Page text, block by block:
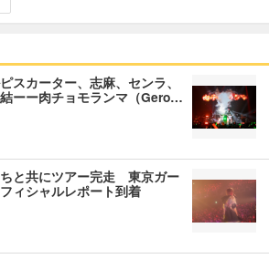
スカーター、志麻、センラ、
ーー肉チョモランマ（Gero…
と共にツアー完走 東京ガー
ィシャルレポート到着